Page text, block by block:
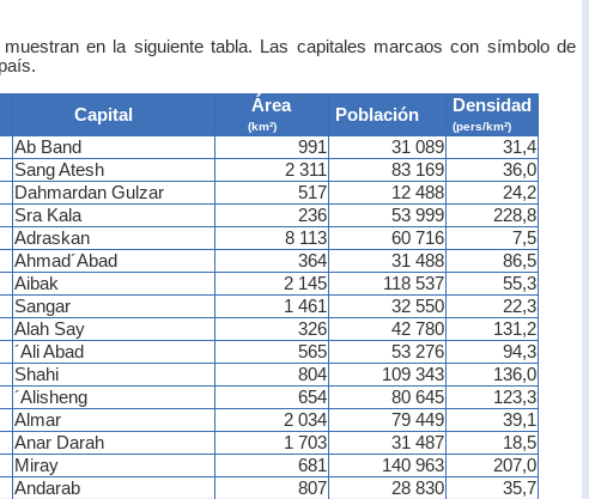
en la siguiente tabla. Las capitales marcaos con símbolo de
Capital Área
(km²)
Población Densidad
(pers/km²)
Ab Band 991 31 089
31,4
Sang Atesh 2 311 83 169
36,0
Dahmardan Gulzar 517 12 488
24,2
Sra Kala 236 53 999
228,8
Adraskan 8 113 60 716
7,5
Ahmad´Abad 364 31 488
86,5
Aibak 2 145 118 537
55,3
Sangar 1 461 32 550
22,3
Alah Say 326 42 780
131,2
´Ali Abad 565 53 276
94,3
Shahi 804 109 343
136,0
´Alisheng 654 80 645
123,3
Almar 2 034 79 449
39,1
Anar Darah 1 703 31 487
18,5
Miray 681 140 963
207,0
Andarab 807 28 830
35,7